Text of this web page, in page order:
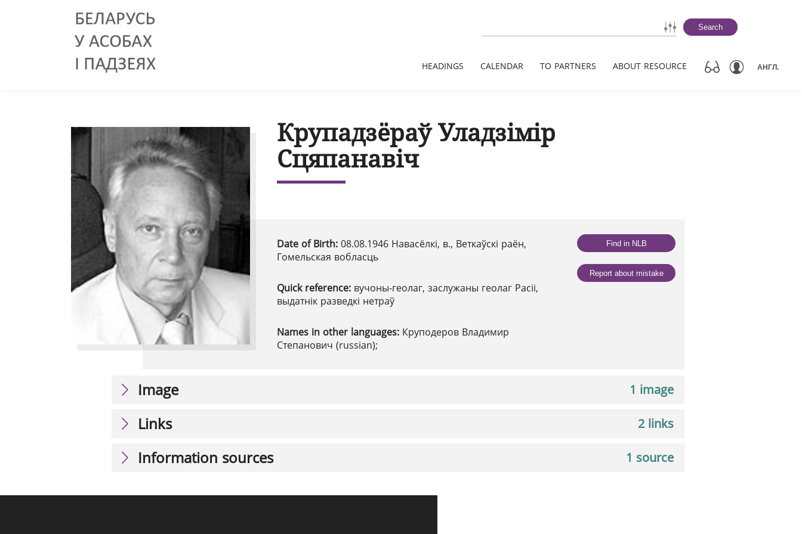
Search
HEADINGS CALENDAR TO PARTNERS ABOUT RESOURCE АНГЛ.
Крупадзёраў Уладзімір
Сцяпанавіч
Date of Birth: 08.08.1946 Навасёлкі, в., Веткаўскі раён,
Гомельская вобласць
Quick reference: вучоны-геолаг, заслужаны геолаг Расіі,
выдатнік разведкі нетраў
Names in other languages: Круподеров Владимир
Степанович (russian);
Find in NLB
Report about mistake
1 image
Image
2 links
Links
1 source
Information sources